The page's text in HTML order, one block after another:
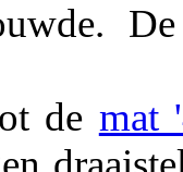
De
de mat